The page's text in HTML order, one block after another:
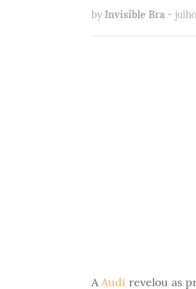
by Invisible Bra -
AAudi revelou as